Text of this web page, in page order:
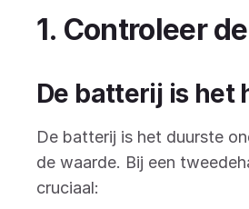
1. Controleer
De batterij is het
De batterij is het duurste
de waarde. Bij een
cruciaal: